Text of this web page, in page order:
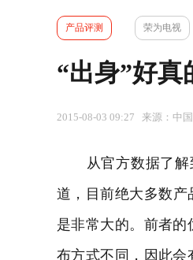
产品评测 荣为电视
“出身”好真
2015-08-03 09:27 来源：中
从官方数据了解
道，目前绝大多数
是非常大的。前者
布方式不同，因此会